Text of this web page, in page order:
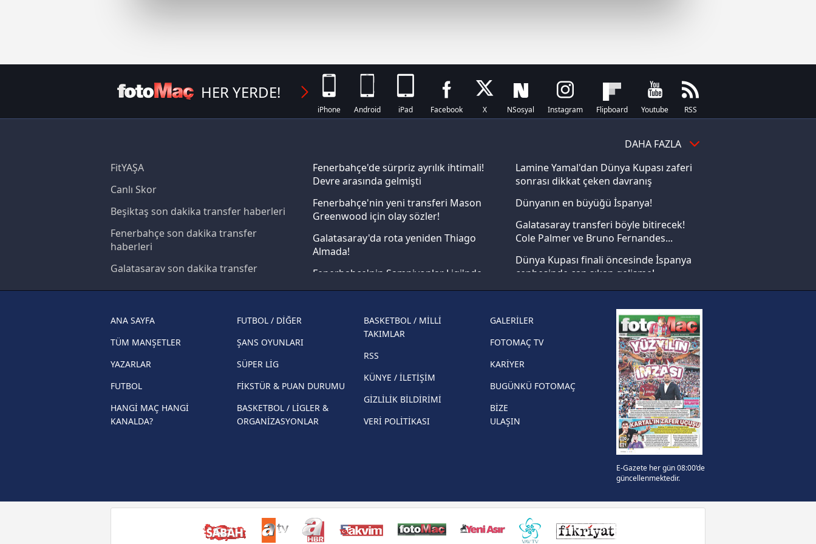
Çerezlere ilişkin tercihlerinizi aşağıda yer alan panel vasıtasıyla belirleyebilirsiniz. Çerezlere ilişkin detaylı bilgi için Ayarlar
HER YERDE!
iPhone Android iPad Facebook X NSosyal Instagram Flipboard Youtube RSS
DAHA FAZLA
FitYAŞA
Canlı Skor
Beşiktaş son dakika transfer haberleri
Fenerbahçe son dakika transfer
haberleri
Galatasaray son dakika transfer
haberleri
Trendyol Süper Lig haberleri
Ziraat Türkiye Kupası haberleri
UEFA Şampiyonlar Ligi haberleri
UEFA Avrupa Ligi haberleri
UEFA Konferans Ligi haberleri
Fenerbahçe'de sürpriz ayrılık ihtimali!
Devre arasında gelmişti
Fenerbahçe'nin yeni transferi Mason
Greenwood için olay sözler!
Galatasaray'da rota yeniden Thiago
Almada!
Fenerbahçe'nin Şampiyonlar Ligi'nde
İspanya-Arjantin finalinin ardından dış
basından gündem olan manşetler!
Beşiktaş'ın UEFA Avrupa Ligi'nde 3. Ön
Eleme Turu muhtemel rakipleri belli oldu!
Lamine Yamal'dan Dünya Kupası zaferi
sonrası dikkat çeken davranış
Dünyanın en büyüğü İspanya!
Galatasaray transferi böyle bitirecek!
Cole Palmer ve Bruno Fernandes...
Dünya Kupası finali öncesinde İspanya
cephesinde can sıkan gelişme!
2026 FIFA Dünya Kupası'nı kazanana
şampiyonluk yüzüğü verilecek
Hernan Crespo, Meksika Ligi
ekiplerinden Atlas'ın yeni teknik
ANA SAYFA
TÜM MANŞETLER
YAZARLAR
FUTBOL
HANGİ MAÇ HANGİ
KANALDA?
FUTBOL / DİĞER
ŞANS OYUNLARI
SÜPER LİG
FİKSTÜR & PUAN DURUMU
BASKETBOL / LİGLER &
ORGANİZASYONLAR
BASKETBOL / MİLLİ
TAKIMLAR
RSS
KÜNYE / İLETİŞİM
GİZLİLİK BİLDİRİMİ
VERİ POLİTİKASI
GALERİLER
FOTOMAÇ TV
KARİYER
BUGÜNKÜ FOTOMAÇ
BİZE
ULAŞIN
E-Gazete her gün 08:00’de
güncellenmektedir.